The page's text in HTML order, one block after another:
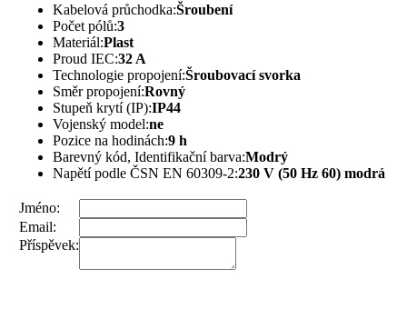
Kabelová průchodka:Šroubení
Počet pólů:3
Materiál:Plast
Proud IEC:32 A
Technologie propojení:Šroubovací svorka
Směr propojení:Rovný
Stupeň krytí (IP):IP44
Vojenský model:ne
Pozice na hodinách:9 h
Barevný kód, Identifikační barva:Modrý
Napětí podle ČSN EN 60309-2:230 V (50 Hz 60) modrá
Jméno:
Email:
Příspěvek: